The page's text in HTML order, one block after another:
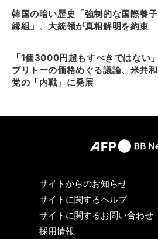
韓国の暗い歴史「強制的な国際養子
縁組」、大統領が真相解明を約束
「1個3000円超もすべきではない」
ブリトーの価格めぐる議論、米共和
党の「内戦」に発展
サイトからのお知らせ
サイトに関するヘルプ
サイトに関するお問い合わせ
採用情報